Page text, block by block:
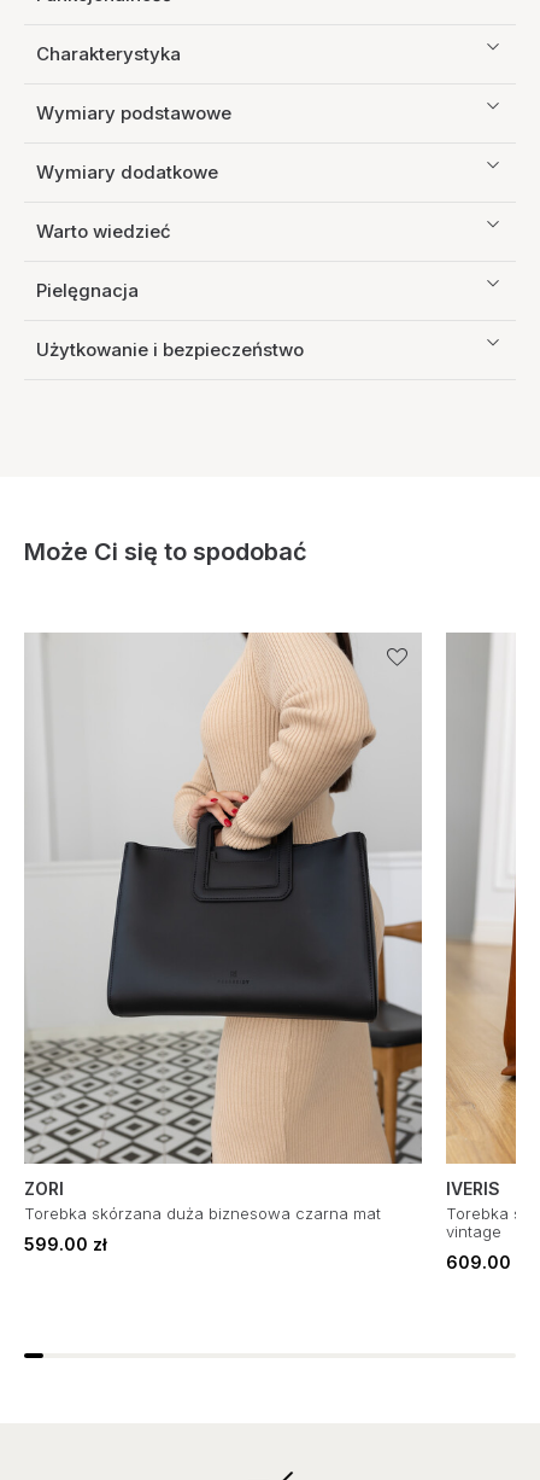
Charakterystyka
Wymiary podstawowe
Wymiary dodatkowe
Warto wiedzieć
Pielęgnacja
Użytkowanie i bezpieczeństwo
Może Ci się to spodobać
ZORI
Torebka skórzana duża biznesowa czarna mat
599.00 zł
IVERIS
Torebka
vintage
609.00 zł